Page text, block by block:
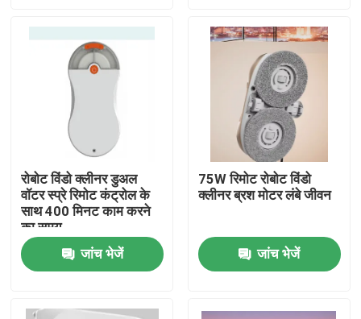
हमारे बारे में
कारखाना भ्रमण
रोबोट विंडो क्लीनर डुअल
वॉटर स्प्रे रिमोट कंट्रोल के
साथ 400 मिनट काम करने
का समय
जांच भेजें
75W रिमोट रोबोट विंडो
क्लीनर ब्रश मोटर लंबे जीवन
जांच भेजें